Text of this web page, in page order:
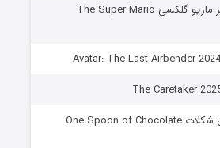
دانلود انیمیشن سوپر ماریو گلکسی The Super Mario
دانلود فیلم یک قاشق شکلات One Spoon of Chocolate